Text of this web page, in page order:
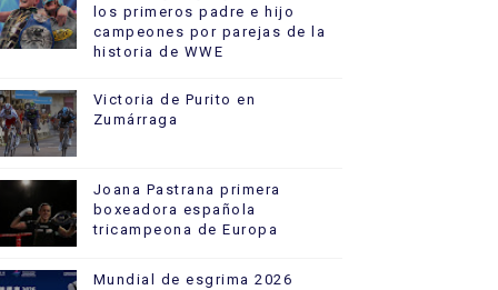
los primeros padre e hijo
campeones por parejas de la
historia de WWE
Victoria de Purito en
Zumárraga
Joana Pastrana primera
boxeadora española
tricampeona de Europa
Mundial de esgrima 2026